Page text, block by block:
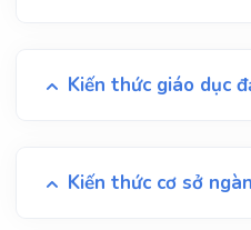
Kiến thức giáo dục
Kiến thức cơ sở